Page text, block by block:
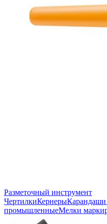
Разметочный инструмент
ЧертилкиКернерыКарандаши
промышленныеМелки